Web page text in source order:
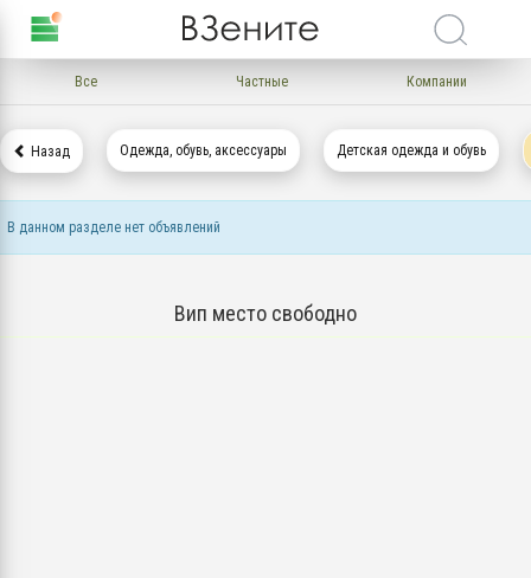
Все Частные Компании
Назад Одежда, обувь, аксессуары Детская одежда и обувь
В данном разделе нет объявлений
Вип место свободно